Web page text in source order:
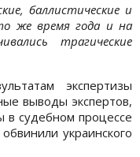
баллистические и
же время года и на
трагические
экспертизы
выводы экспертов,
в судебном процессе
украинского